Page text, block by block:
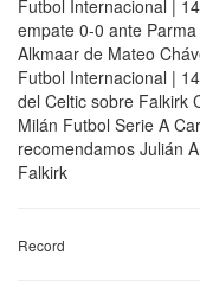
Futbol Internacional |
empate 0-0 ante
Alkmaar de Mateo
Futbol Internacional |
del Celtic sobre Falkirk
Milán Futbol Serie A
recomendamos Julián
Falkirk
Record